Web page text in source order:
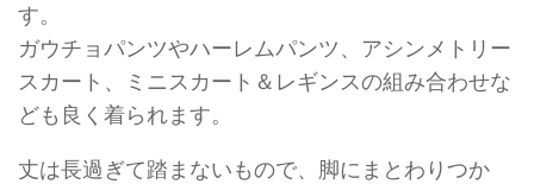
す。
ガウチョパンツやハーレムパンツ、アシンメトリー
スカート、ミニスカート＆レギンスの組み合わせな
ども良く着られます。
丈は長過ぎて踏まないもので、脚にまとわりつか